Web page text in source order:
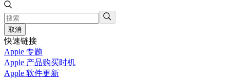
取消
快速链接
Apple 专题
Apple 产品购买时机
Apple 软件更新